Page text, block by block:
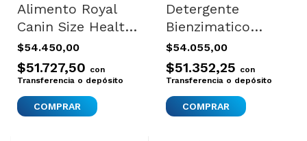
Alimento Royal
Canin Size Health
Nutrition Mini
Ageing 12+ Para
Perro Senior De
Raza Mini Y
Pequeña Sabor
$54.450,00
$51.727,50 con
Transferencia o depósito
Detergente
Bienzimatico
Ecológico
Biodegradable
Neutro X 2
$54.055,00
$51.352,25 con
Transferencia o depósito